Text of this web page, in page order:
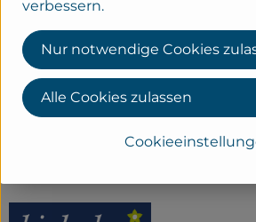
Herkunft
Hersteller: bioladen
verbessern.
Nur notwendige Cookies
Alle Cookies zulassen